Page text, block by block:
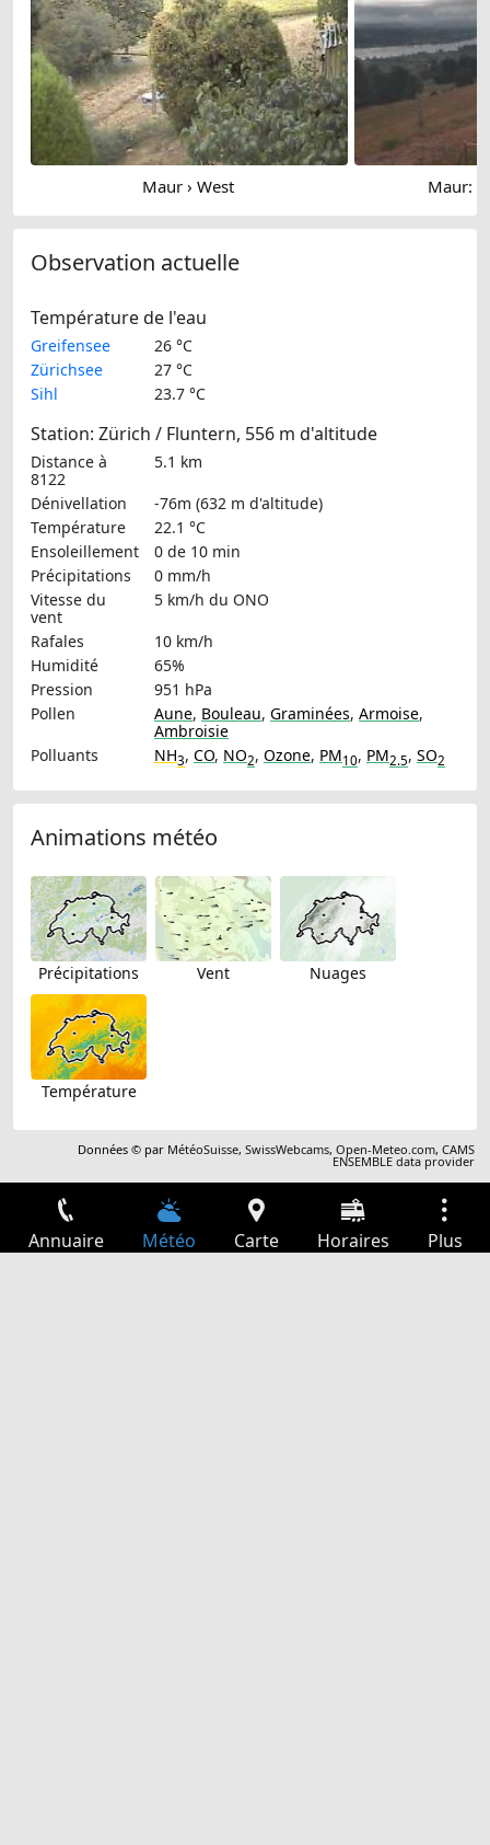
Maur › West Maur:
Observation actuelle
Température de l'eau
Greifensee
26 °C
Zürichsee
27 °C
Sihl
23.7 °C
Station: Zürich / Fluntern, 556 m d'altitude
Distance à
8122
5.1 km
Dénivellation
-76m (632 m d'altitude)
Température
22.1 °C
Ensoleillement
0 de 10 min
Précipitations
0 mm/h
Vitesse du
vent
5 km/h du ONO
Rafales
10 km/h
Humidité
65%
Pression
951 hPa
Pollen
Aune, Bouleau, Graminées, Armoise,
Ambroisie
Polluants
NH3, CO, NO2, Ozone, PM10, PM2.5, SO2
Animations météo
Précipitations Vent Nuages
Température
Données © par MétéoSuisse,SwissWebcams,Open-Meteo.com,CAMS
ENSEMBLE data provider
Annuaire Météo Carte Horaires Plus